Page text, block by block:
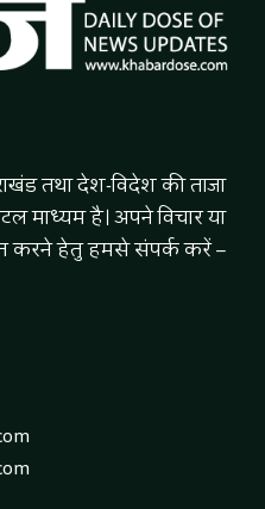
तथा देश-विदेश की ताजा
माध्यम है। अपने विचार या
करने हेतु हमसे संपर्क करें –